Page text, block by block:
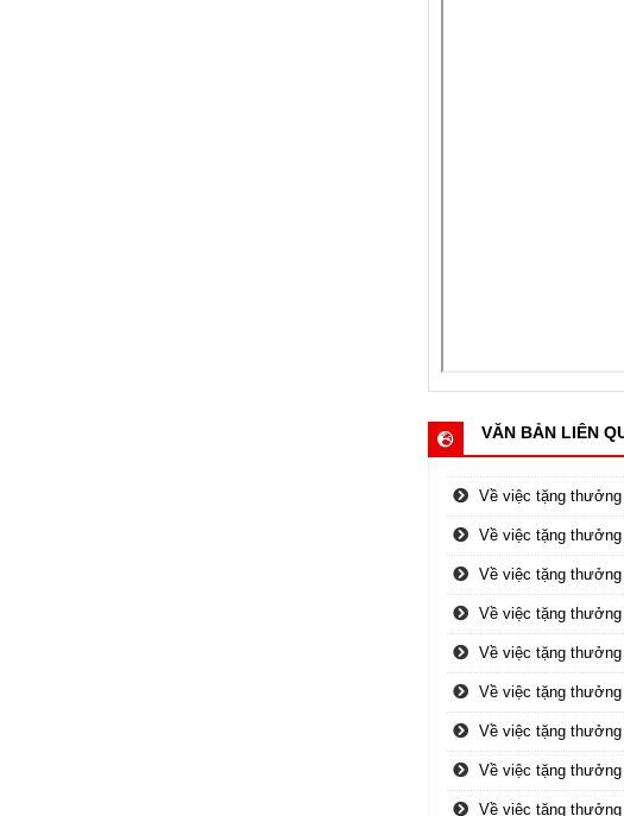
VĂN BẢN LIÊN
Về việc tặng
Về việc tặng
Về việc tặng
Về việc tặng
Về việc tặng
Về việc tặng
Về việc tặng
Về việc tặng
Về việc tặng